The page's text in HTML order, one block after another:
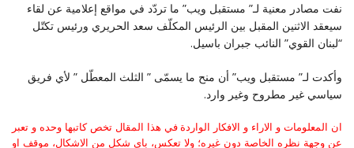
نفت مصادر معنية لـ” مستقبل ويب” ما تردّد في مواقع إعلامية عن لقاء
سيعقد الاثنين المقبل بين الرئيس المكلّف سعد الحريري ورئيس تكتّل
“لبنان القوي” النائب جبران باسيل.
وأكدت لـ” مستقبل ويب” أن منح ما يسمّى ” الثلث المعطّل ” لأي فريق
سياسي غير مطروح وغير وارد.
ان المعلومات و الاراء و الافكار الواردة في هذا المقال تخص كاتبها وحده و تعبر
عن وجهة نظره الخاصة دون غيره؛ ولا تعكس، باي شكل من الاشكال، موقف او